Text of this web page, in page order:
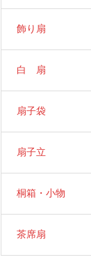
飾り扇
白 扇
扇子袋
扇子立
桐箱・小物
茶席扇